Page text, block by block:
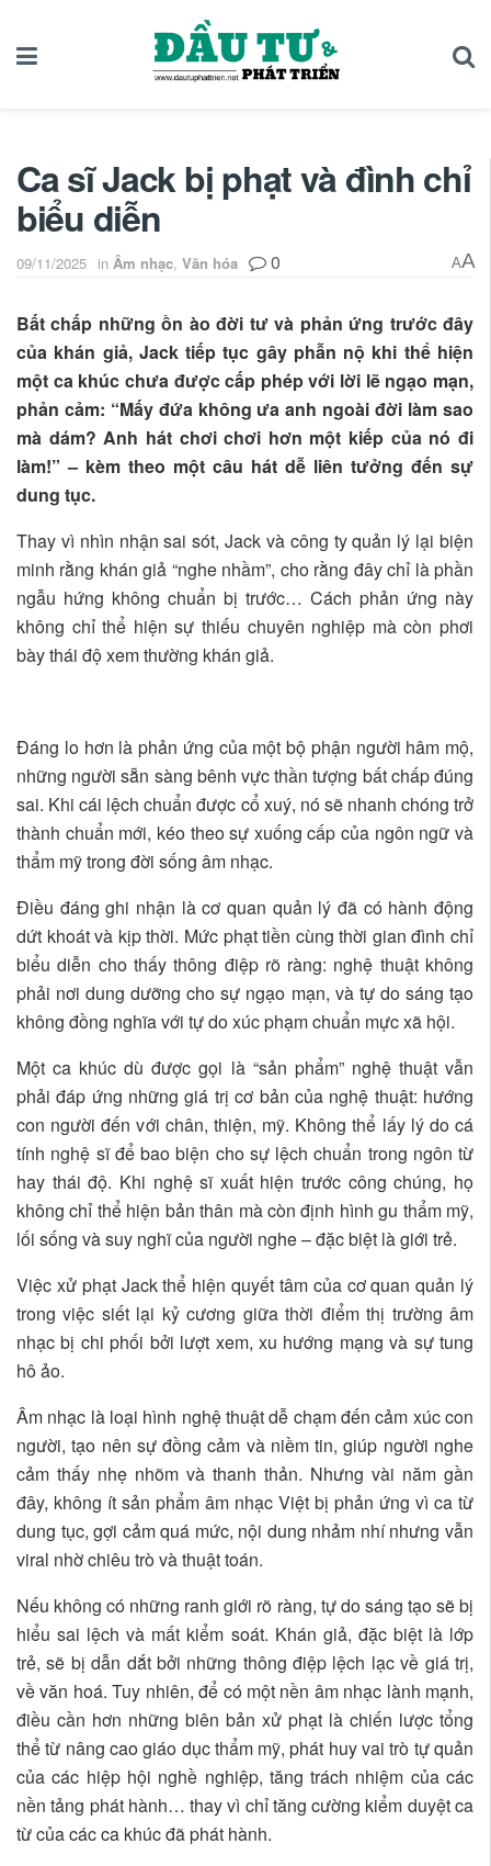
Ca sĩ Jack bị phạt và đình chỉ
biểu diễn
09/11/2025 in Âm nhạc, Văn hóa 0 AA
Bất chấp những ồn ào đời tư và phản ứng trước đây
của khán giả, Jack tiếp tục gây phẫn nộ khi thể hiện
một ca khúc chưa được cấp phép với lời lẽ ngạo mạn,
phản cảm: “Mấy đứa không ưa anh ngoài đời làm sao
mà dám? Anh hát chơi chơi hơn một kiếp của nó đi
làm!” – kèm theo một câu hát dễ liên tưởng đến sự
dung tục.
Thay vì nhìn nhận sai sót, Jack và công ty quản lý lại biện
minh rằng khán giả “nghe nhầm”, cho rằng đây chỉ là phần
ngẫu hứng không chuẩn bị trước… Cách phản ứng này
không chỉ thể hiện sự thiếu chuyên nghiệp mà còn phơi
bày thái độ xem thường khán giả.
Đáng lo hơn là phản ứng của một bộ phận người hâm mộ,
những người sẵn sàng bênh vực thần tượng bất chấp đúng
sai. Khi cái lệch chuẩn được cổ xuý, nó sẽ nhanh chóng trở
thành chuẩn mới, kéo theo sự xuống cấp của ngôn ngữ và
thẩm mỹ trong đời sống âm nhạc.
Điều đáng ghi nhận là cơ quan quản lý đã có hành động
dứt khoát và kịp thời. Mức phạt tiền cùng thời gian đình chỉ
biểu diễn cho thấy thông điệp rõ ràng: nghệ thuật không
phải nơi dung dưỡng cho sự ngạo mạn, và tự do sáng tạo
không đồng nghĩa với tự do xúc phạm chuẩn mực xã hội.
Một ca khúc dù được gọi là “sản phẩm” nghệ thuật vẫn
phải đáp ứng những giá trị cơ bản của nghệ thuật: hướng
con người đến với chân, thiện, mỹ. Không thể lấy lý do cá
tính nghệ sĩ để bao biện cho sự lệch chuẩn trong ngôn từ
hay thái độ. Khi nghệ sĩ xuất hiện trước công chúng, họ
không chỉ thể hiện bản thân mà còn định hình gu thẩm mỹ,
lối sống và suy nghĩ của người nghe – đặc biệt là giới trẻ.
Việc xử phạt Jack thể hiện quyết tâm của cơ quan quản lý
trong việc siết lại kỷ cương giữa thời điểm thị trường âm
nhạc bị chi phối bởi lượt xem, xu hướng mạng và sự tung
hô ảo.
Âm nhạc là loại hình nghệ thuật dễ chạm đến cảm xúc con
người, tạo nên sự đồng cảm và niềm tin, giúp người nghe
cảm thấy nhẹ nhõm và thanh thản. Nhưng vài năm gần
đây, không ít sản phẩm âm nhạc Việt bị phản ứng vì ca từ
dung tục, gợi cảm quá mức, nội dung nhảm nhí nhưng vẫn
viral nhờ chiêu trò và thuật toán.
Nếu không có những ranh giới rõ ràng, tự do sáng tạo sẽ bị
hiểu sai lệch và mất kiểm soát. Khán giả, đặc biệt là lớp
trẻ, sẽ bị dẫn dắt bởi những thông điệp lệch lạc về giá trị,
về văn hoá. Tuy nhiên, để có một nền âm nhạc lành mạnh,
điều cần hơn những biên bản xử phạt là chiến lược tổng
thể từ nâng cao giáo dục thẩm mỹ, phát huy vai trò tự quản
của các hiệp hội nghề nghiệp, tăng trách nhiệm của các
nền tảng phát hành… thay vì chỉ tăng cường kiểm duyệt ca
từ của các ca khúc đã phát hành.